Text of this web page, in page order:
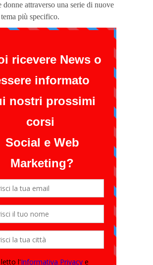
donne attraverso una serie di nuove
più specifico.